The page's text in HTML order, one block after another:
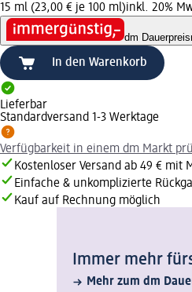
15 ml (23,00 € je 100 ml)inkl. 20%
dm Dauerpreis
In den Warenkorb
Lieferbar
Standardversand 1-3 Werktage
Verfügbarkeit in einem dm Markt
Kostenloser Versand ab 49 € mit
Einfache & unkomplizierte
Kauf auf Rechnung möglich
Immer mehr
Mehr zum dm